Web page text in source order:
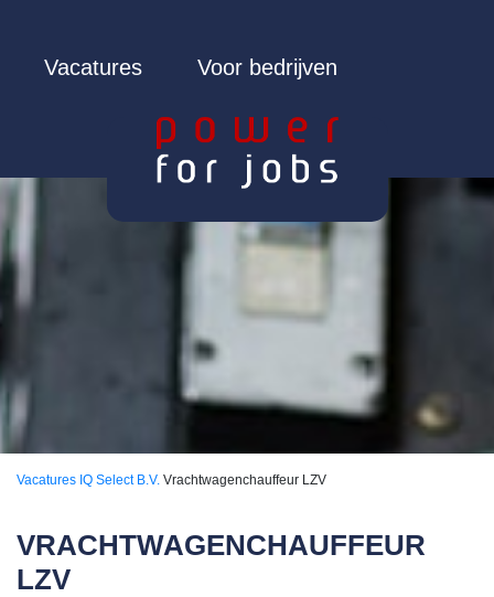
Vacatures Voor bedrijven
Vacatures IQ Select B.V. Vrachtwagenchauffeur LZV
VRACHTWAGENCHAUFFEUR
LZV